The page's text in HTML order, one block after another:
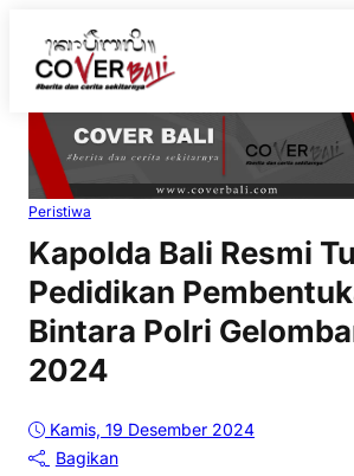
Peristiwa
Kapolda Bali Resmi
Pedidikan
Bintara Polri
2024
Kamis, 19 Desember 2024
Bagikan